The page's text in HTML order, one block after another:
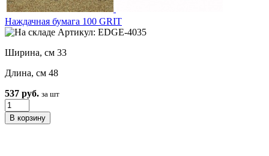
Наждачная бумага 100 GRIT
Артикул: EDGE-4035
Ширина, см 33
Длина, см 48
537 руб. за шт